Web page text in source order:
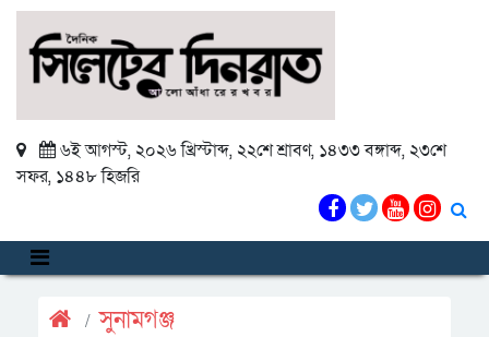
৬ই আগস্ট, ২০২৬ খ্রিস্টাব্দ, ২২শে শ্রাবণ, ১৪৩৩ বঙ্গাব্দ, ২৩শে
সফর, ১৪৪৮ হিজরি
সুনামগঞ্জ